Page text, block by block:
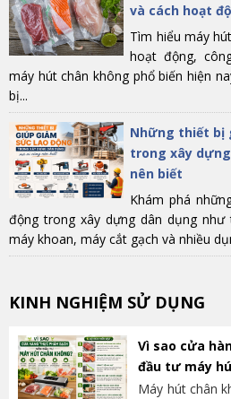
và cách hoạt
Tìm hiểu máy
hoạt động,
máy hút chân không phổ biến hiện
bị...
Những thiết bị
trong xây
nên biết
Khám phá
động trong xây dựng dân dụng
máy khoan, máy cắt gạch và nhiều
KINH NGHIỆM SỬ DỤNG
Vì sao cửa
đầu tư máy
Máy hút chân